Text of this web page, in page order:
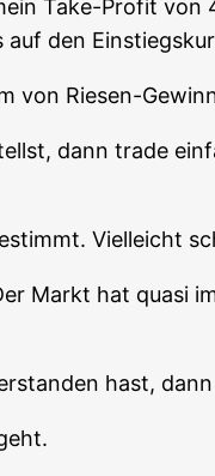
Take-Pro­fit
den
von Riesen-
dann trade
Viel­leicht
Markt hat
hast,